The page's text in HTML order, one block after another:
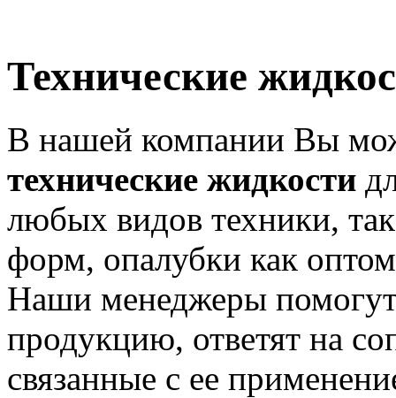
Технические
В нашей компании Вы
технические жидкости
любых видов техники,
форм, опалубки как
Наши менеджеры
продукцию, ответят на
связанные с ее